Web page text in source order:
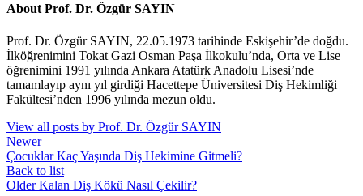
About Prof. Dr. Özgür SAYIN
Prof. Dr. Özgür SAYIN, 22.05.1973 tarihinde Eskişehir’de doğdu.
İlköğrenimini Tokat Gazi Osman Paşa İlkokulu’nda, Orta ve Lise
öğrenimini 1991 yılında Ankara Atatürk Anadolu Lisesi’nde
tamamlayıp aynı yıl girdiği Hacettepe Üniversitesi Diş Hekimliği
Fakültesi’nden 1996 yılında mezun oldu.
View all posts by Prof. Dr. Özgür SAYIN
Newer
Çocuklar Kaç Yaşında Diş Hekimine Gitmeli?
Back to list
Older Kalan Diş Kökü Nasıl Çekilir?